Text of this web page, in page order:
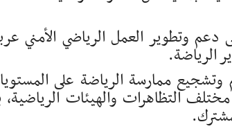
وتطوير العمل الرياضي الأمني
الرياضة.
ممارسة الرياضة على
مختلف التظاهرات والهيئات الرياضية،